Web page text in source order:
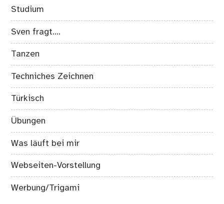
Studium
Sven fragt….
Tanzen
Techniches Zeichnen
Türkisch
Übungen
Was läuft bei mir
Webseiten-Vorstellung
Werbung/Trigami